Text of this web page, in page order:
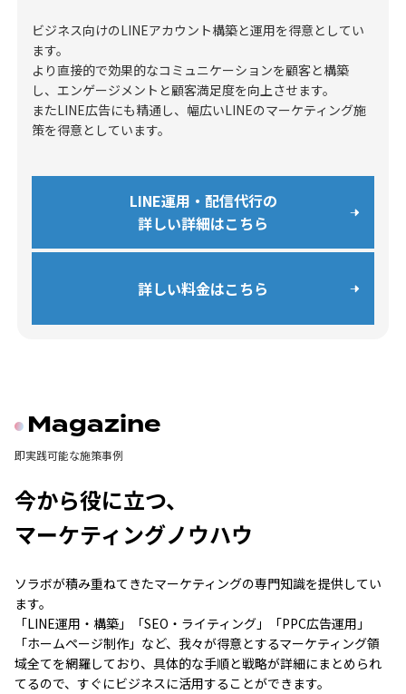
ビジネス向けのLINEアカウント構築と運用を得意としてい
ます。
より直接的で効果的なコミュニケーションを顧客と構築
し、エンゲージメントと顧客満足度を向上させます。
またLINE広告にも精通し、幅広いLINEのマーケティング施
策を得意としています。
LINE運用・配信代行の
詳しい詳細はこちら
詳しい料金はこちら
Magazine
即実践可能な施策事例
今から役に立つ、
マーケティングノウハウ
ソラボが積み重ねてきたマーケティングの専門知識を提供してい
ます。
「LINE運用・構築」「SEO・ライティング」「PPC広告運用」
「ホームページ制作」など、我々が得意とするマーケティング領
域全てを網羅しており、具体的な手順と戦略が詳細にまとめられ
てるので、すぐにビジネスに活用することができます。